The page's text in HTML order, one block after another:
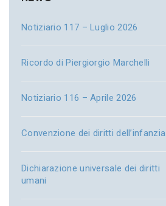
Notiziario 117 – Luglio 2026
Ricordo di Piergiorgio Marchelli
Notiziario 116 – Aprile 2026
Convenzione dei diritti dell’infanzia
Dichiarazione universale dei diritti
umani